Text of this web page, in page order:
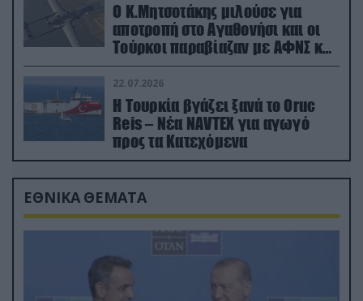
Ο Κ.Μητσοτάκης μιλούσε για
αποτροπή στο Αγαθονήσι και οι
Τούρκοι παραβίαζαν με ΑΦΝΣ και
drone
22.07.2026
Η Τουρκία βγάζει ξανά το Oruc
Reis – Νέα NAVTEX για αγωγό
προς τα Κατεχόμενα
ΕΘΝΙΚΑ ΘΕΜΑΤΑ